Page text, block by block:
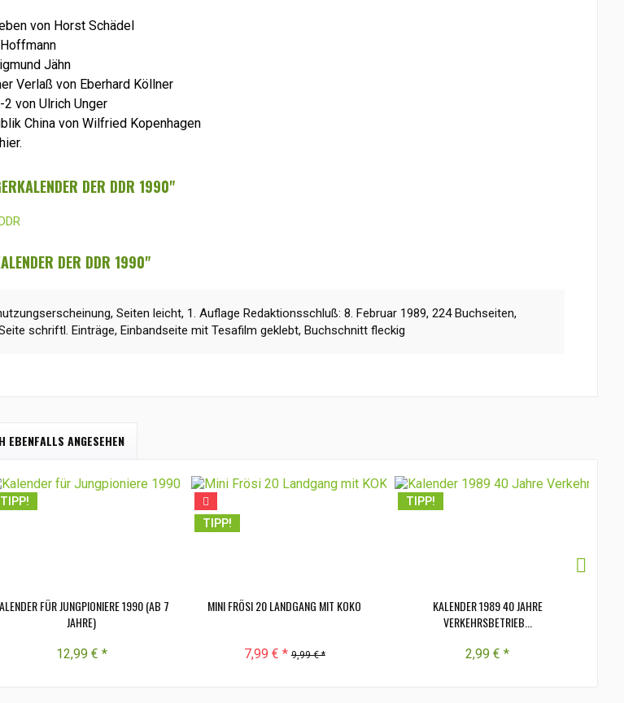
von Horst Schädel
Jähn
Verlaß von Eberhard Köllner
von Ulrich Unger
China von Wilfried Kopenhagen
DER DDR 1990"
DER DDR 1990"
Seiten leicht, 1. Auflage Redaktionsschluß: 8. Februar 1989, 224 Buchseiten,
schriftl. Einträge, Einbandseite mit Tesafilm geklebt, Buchschnitt fleckig
EBENFALLS ANGESEHEN
TIPP!
FÜR JUNGPIONIERE 1990 (AB 7
JAHRE)
12,99 € *
TIPP!
MINI FRÖSI 20 LANDGANG MIT KOKO
7,99 € * 9,99 € *
TIPP!
KALENDER 1989 40 JAHRE
VERKEHRSBETRIEB...
2,99 € *